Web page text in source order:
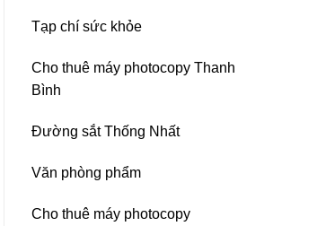
Tạp chí sức khỏe
Cho thuê máy photocopy Thanh
Bình
Đường sắt Thống Nhất
Văn phòng phẩm
Cho thuê máy photocopy